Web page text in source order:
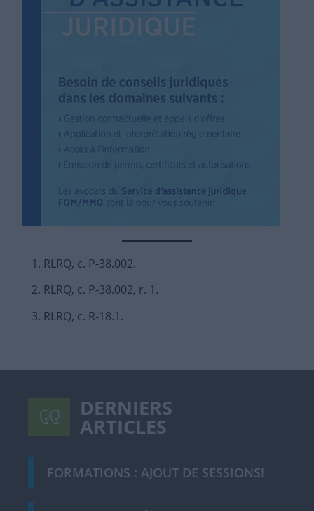
RLRQ, c. P-38.002.
RLRQ, c. P-38.002, r. 1.
RLRQ, c. R-18.1.
DERNIERS
ARTICLES
FORMATIONS : AJOUT DE SESSIONS!